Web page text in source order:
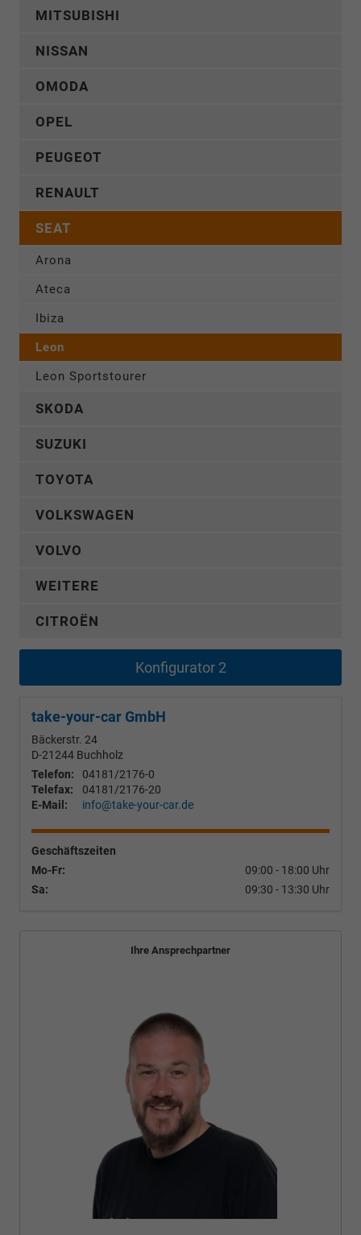
MITSUBISHI
NISSAN
OMODA
OPEL
PEUGEOT
RENAULT
SEAT
Arona
Ateca
Ibiza
Leon
Leon Sportstourer
SKODA
SUZUKI
TOYOTA
VOLKSWAGEN
VOLVO
WEITERE
CITROËN
Konfigurator 2
take-your-car GmbH
Bäckerstr. 24
D-21244 Buchholz
Telefon:
04181/2176-0
Telefax:
04181/2176-20
E-Mail:
info@take-your-car.de
Geschäftszeiten
Mo-Fr:
09:00 - 18:00 Uhr
Sa:
09:30 - 13:30 Uhr
Ihre Ansprechpartner